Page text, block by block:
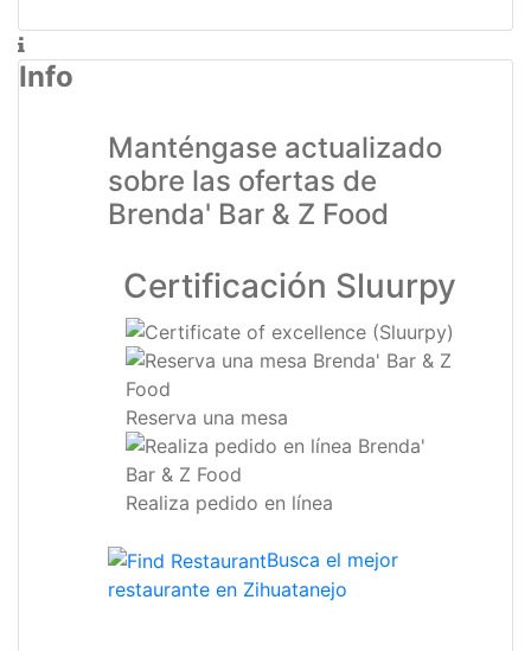
Info
Manténgase actualizado
sobre las ofertas de
Brenda' Bar & Z Food
Certificación Sluurpy
Reserva una mesa
Realiza pedido en línea
Busca el mejor
restaurante en Zihuatanejo